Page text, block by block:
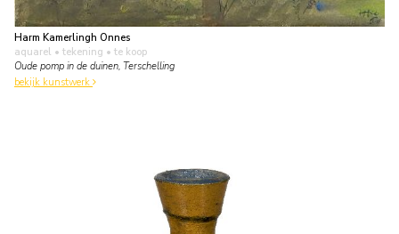
Harm Kamerlingh Onnes
aquarel • tekening • te koop
Oude pomp in de duinen, Terschelling
bekijk kunstwerk